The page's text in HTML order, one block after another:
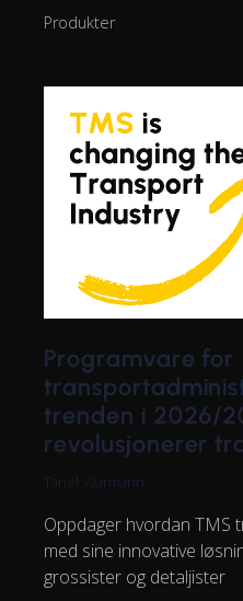
Produkter
Programvare for
trenden i 2026/
revolusjonerer
Tanel Vaarmann
Oppdager hvordan TMS
med sine innovative
grossister og detaljister